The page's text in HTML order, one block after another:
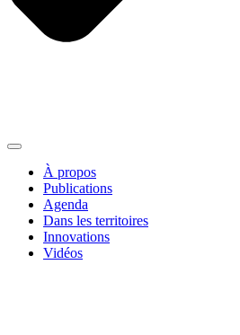
À propos
Publications
Agenda
Dans les territoires
Innovations
Vidéos